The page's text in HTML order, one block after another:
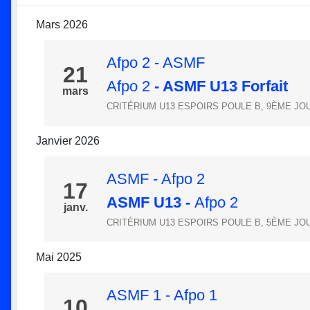
Mars 2026
21
mars
Afpo 2 - ASMF
Afpo 2 - ASMF U13 Forfait
CRITÉRIUM U13 ESPOIRS POULE B, 9ÈME
Janvier 2026
17
janv.
ASMF - Afpo 2
ASMF U13 - Afpo 2
CRITÉRIUM U13 ESPOIRS POULE B, 5ÈME
Mai 2025
ASMF 1 - Afpo 1